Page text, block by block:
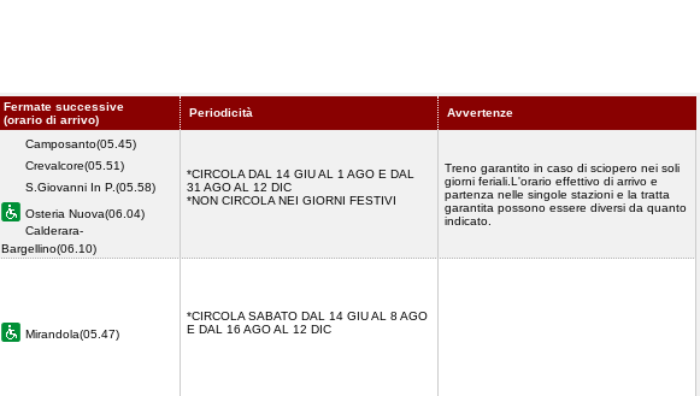
Fermate successive
(orario di arrivo)
Periodicità Avvertenze
Camposanto(05.45)
Crevalcore(05.51)
S.Giovanni In P.(05.58)
Osteria Nuova(06.04)
Calderara-
Bargellino(06.10)
*CIRCOLA DAL 14 GIU AL 1 AGO E DAL
31 AGO AL 12 DIC
*NON CIRCOLA NEI GIORNI FESTIVI
Treno garantito in caso di sciopero nei soli
giorni feriali.L'orario effettivo di arrivo e
partenza nelle singole stazioni e la tratta
garantita possono essere diversi da quanto
indicato.
Mirandola(05.47)
*CIRCOLA SABATO DAL 14 GIU AL 8 AGO
E DAL 16 AGO AL 12 DIC